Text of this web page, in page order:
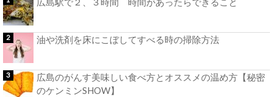
油や洗剤を床にこぼしてすべる時の掃除方法
広島のがんす美味しい食べ方とオススメの温め方【秘密
のケンミンSHOW】